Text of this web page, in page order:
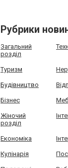
Рубрики
Загальний
розділ
Туризм
Будівництво
Бізнес
Жіночий
розділ
Економіка
Кулінарія